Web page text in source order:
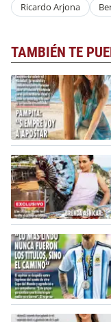
Ricardo Arjona
TAMBIÉN TE